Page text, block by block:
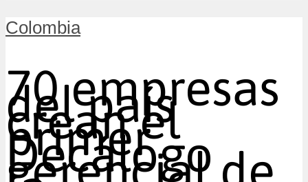
Colombia
70 empresas
del país
crean el
primer
Decálogo
gerencial de